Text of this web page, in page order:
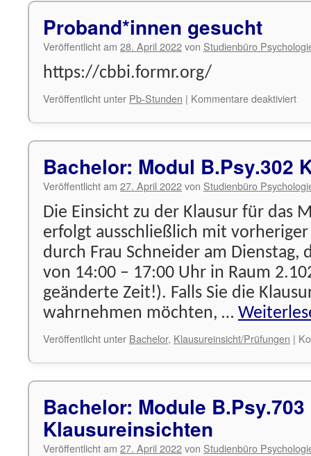
Proband*innen gesucht
Veröffentlicht am 28. April 2022von Studienbüro
https://cbbi.formr.org/
Veröffentlicht unter Pb-Stunden | Kommentare deaktiviertfür
Bachelor: Modul B.Psy.302
Veröffentlicht am 27. April 2022von Studienbüro
Die Einsicht zu der Klausur für das
erfolgt ausschließlich mit
durch Frau Schneider am Dienstag,
von 14:00 – 17:00 Uhr in Raum
geänderte Zeit!). Falls Sie die
wahrnehmen möchten, …
Veröffentlicht unter Bachelor, Klausureinsicht/Prüfungen |
Bachelor: Module
Klausureinsichten
Veröffentlicht am 27. April 2022von Studienbüro